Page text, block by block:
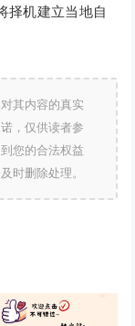
择机建立当地自
其内容的真实
，仅供读者参
您的合法权益
时删除处理。